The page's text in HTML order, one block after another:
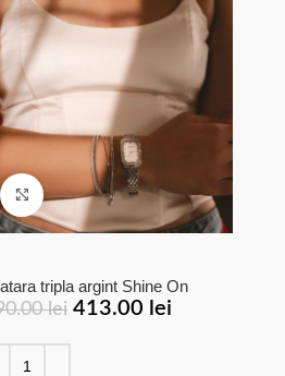
Click to enlarge
tripla argint Shine On
lei 413.00 lei